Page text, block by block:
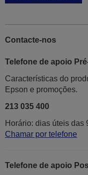
Contacte-nos
Telefone de apoio
Características do
Epson e promoções.
213 035 400
Horário: dias úteis das
Chamar por telefone
Telefone de apoio